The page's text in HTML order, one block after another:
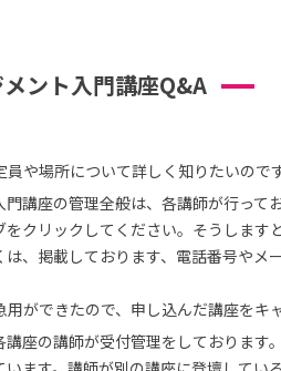
ント入門講座Q&A
員や場所について詳しく知りたいので
門講座の管理全般は、各講師が行っ
をクリックしてください。そうします
は、掲載しております、電話番号やメ
用ができたので、申し込んだ講座をキ
講座の講師が受付管理をしております